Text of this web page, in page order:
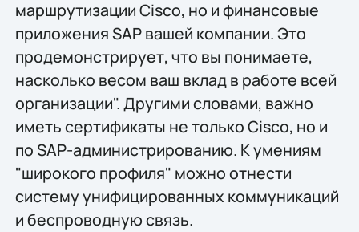
маршрутизации Cisco, но и финансовые
приложения SAP вашей компании. Это
продемонстрирует, что вы понимаете,
насколько весом ваш вклад в работе всей
организации". Другими словами, важно
иметь сертификаты не только Cisco, но и
по SAP-администрированию. К умениям
"широкого профиля" можно отнести
систему унифицированных коммуникаций
и беспроводную связь.